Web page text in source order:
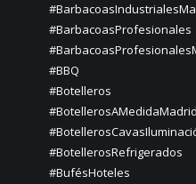
#BarbacoasProfesionales
#BBQ
#Botelleros
#BotellerosAMedidaMadrid
#BotellerosRefrigerados
#BufésHoteles